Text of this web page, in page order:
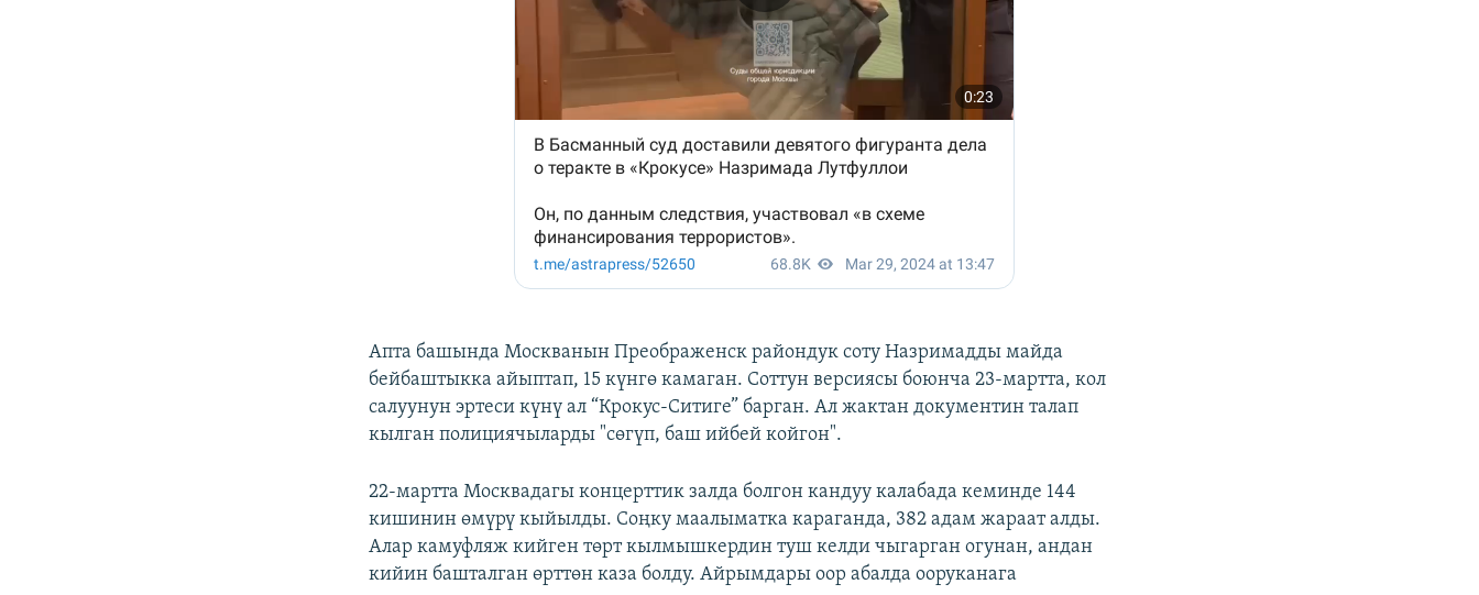
Апта башында Москванын Преображенск райондук соту Назримадды майда
бейбаштыкка айыптап, 15 күнгө камаган. Соттун версиясы боюнча 23-мартта, кол
салуунун эртеси күнү ал “Крокус-Ситиге” барган. Ал жактан документин талап
кылган полициячыларды "сөгүп, баш ийбей койгон".
22-мартта Москвадагы концерттик залда болгон кандуу калабада кеминде 144
кишинин өмүрү кыйылды. Соңку маалыматка караганда, 382 адам жараат алды.
Алар камуфляж кийген төрт кылмышкердин туш келди чыгарган огунан, андан
кийин башталган өрттөн каза болду. Айрымдары оор абалда ооруканага